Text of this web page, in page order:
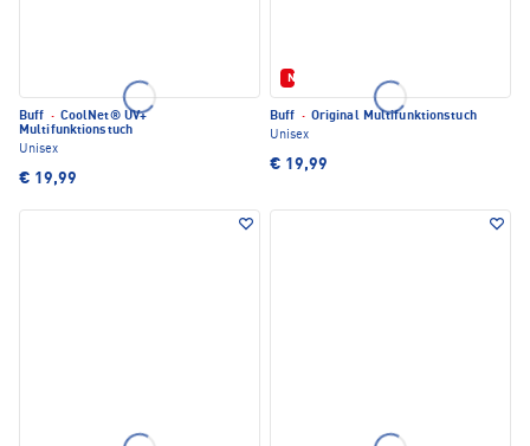
Buff · CoolNet® UV+
Multifunktionstuch
Unisex
€ 19,99
Neu
Buff · Original Multifunktionstuch
Unisex
€ 19,99